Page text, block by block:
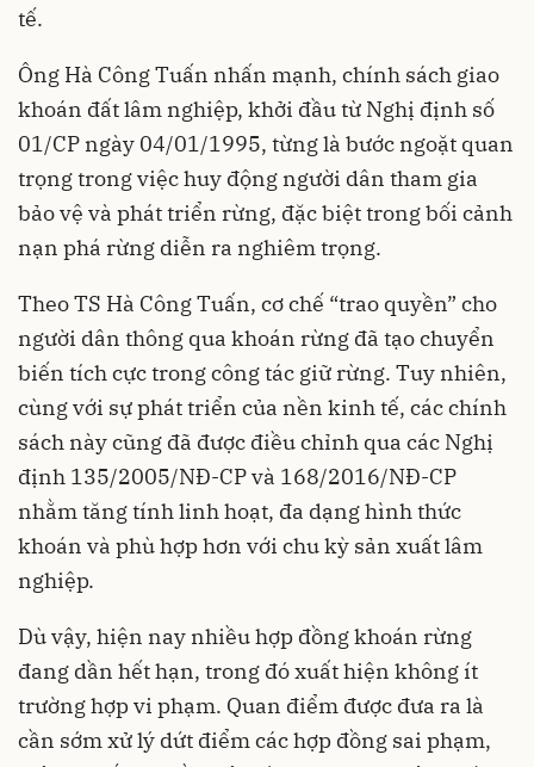
tế.
Ông Hà Công Tuấn nhấn mạnh, chính sách giao
khoán đất lâm nghiệp, khởi đầu từ Nghị định số
01/CP ngày 04/01/1995, từng là bước ngoặt quan
trọng trong việc huy động người dân tham gia
bảo vệ và phát triển rừng, đặc biệt trong bối cảnh
nạn phá rừng diễn ra nghiêm trọng.
Theo TS Hà Công Tuấn, cơ chế “trao quyền” cho
người dân thông qua khoán rừng đã tạo chuyển
biến tích cực trong công tác giữ rừng. Tuy nhiên,
cùng với sự phát triển của nền kinh tế, các chính
sách này cũng đã được điều chỉnh qua các Nghị
định 135/2005/NĐ-CP và 168/2016/NĐ-CP
nhằm tăng tính linh hoạt, đa dạng hình thức
khoán và phù hợp hơn với chu kỳ sản xuất lâm
nghiệp.
Dù vậy, hiện nay nhiều hợp đồng khoán rừng
đang dần hết hạn, trong đó xuất hiện không ít
trường hợp vi phạm. Quan điểm được đưa ra là
cần sớm xử lý dứt điểm các hợp đồng sai phạm,